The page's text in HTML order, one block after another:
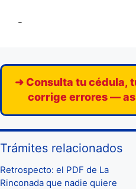
-
➜ Consulta tu cédula,
corrige errores —
Trámites relacionados
Retrospecto: el PDF de La
Rinconada que nadie quiere